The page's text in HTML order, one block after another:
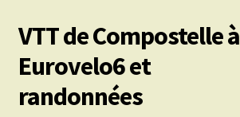
Aller
à
la
navigation
Aller
au
contenu
VTT de Compostelle à
Eurovelo6 et
randonnées